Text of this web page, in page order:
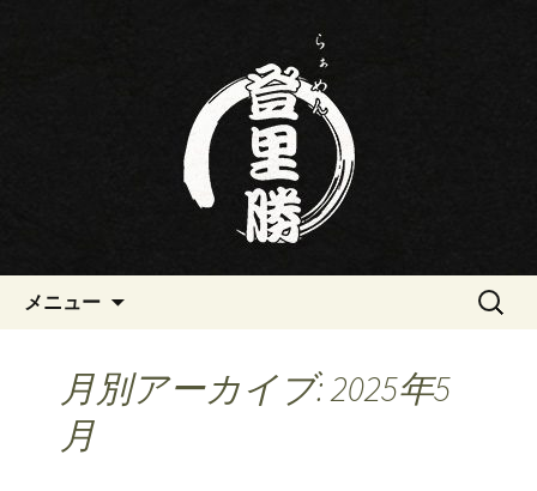
三重・桑名の寿司・ラーメン屋
らぁめん登里勝(とりかつ)のブ
ん登里勝(とりかつ)のブログです
メニュー
検
月別アーカイブ: 2025年5
月